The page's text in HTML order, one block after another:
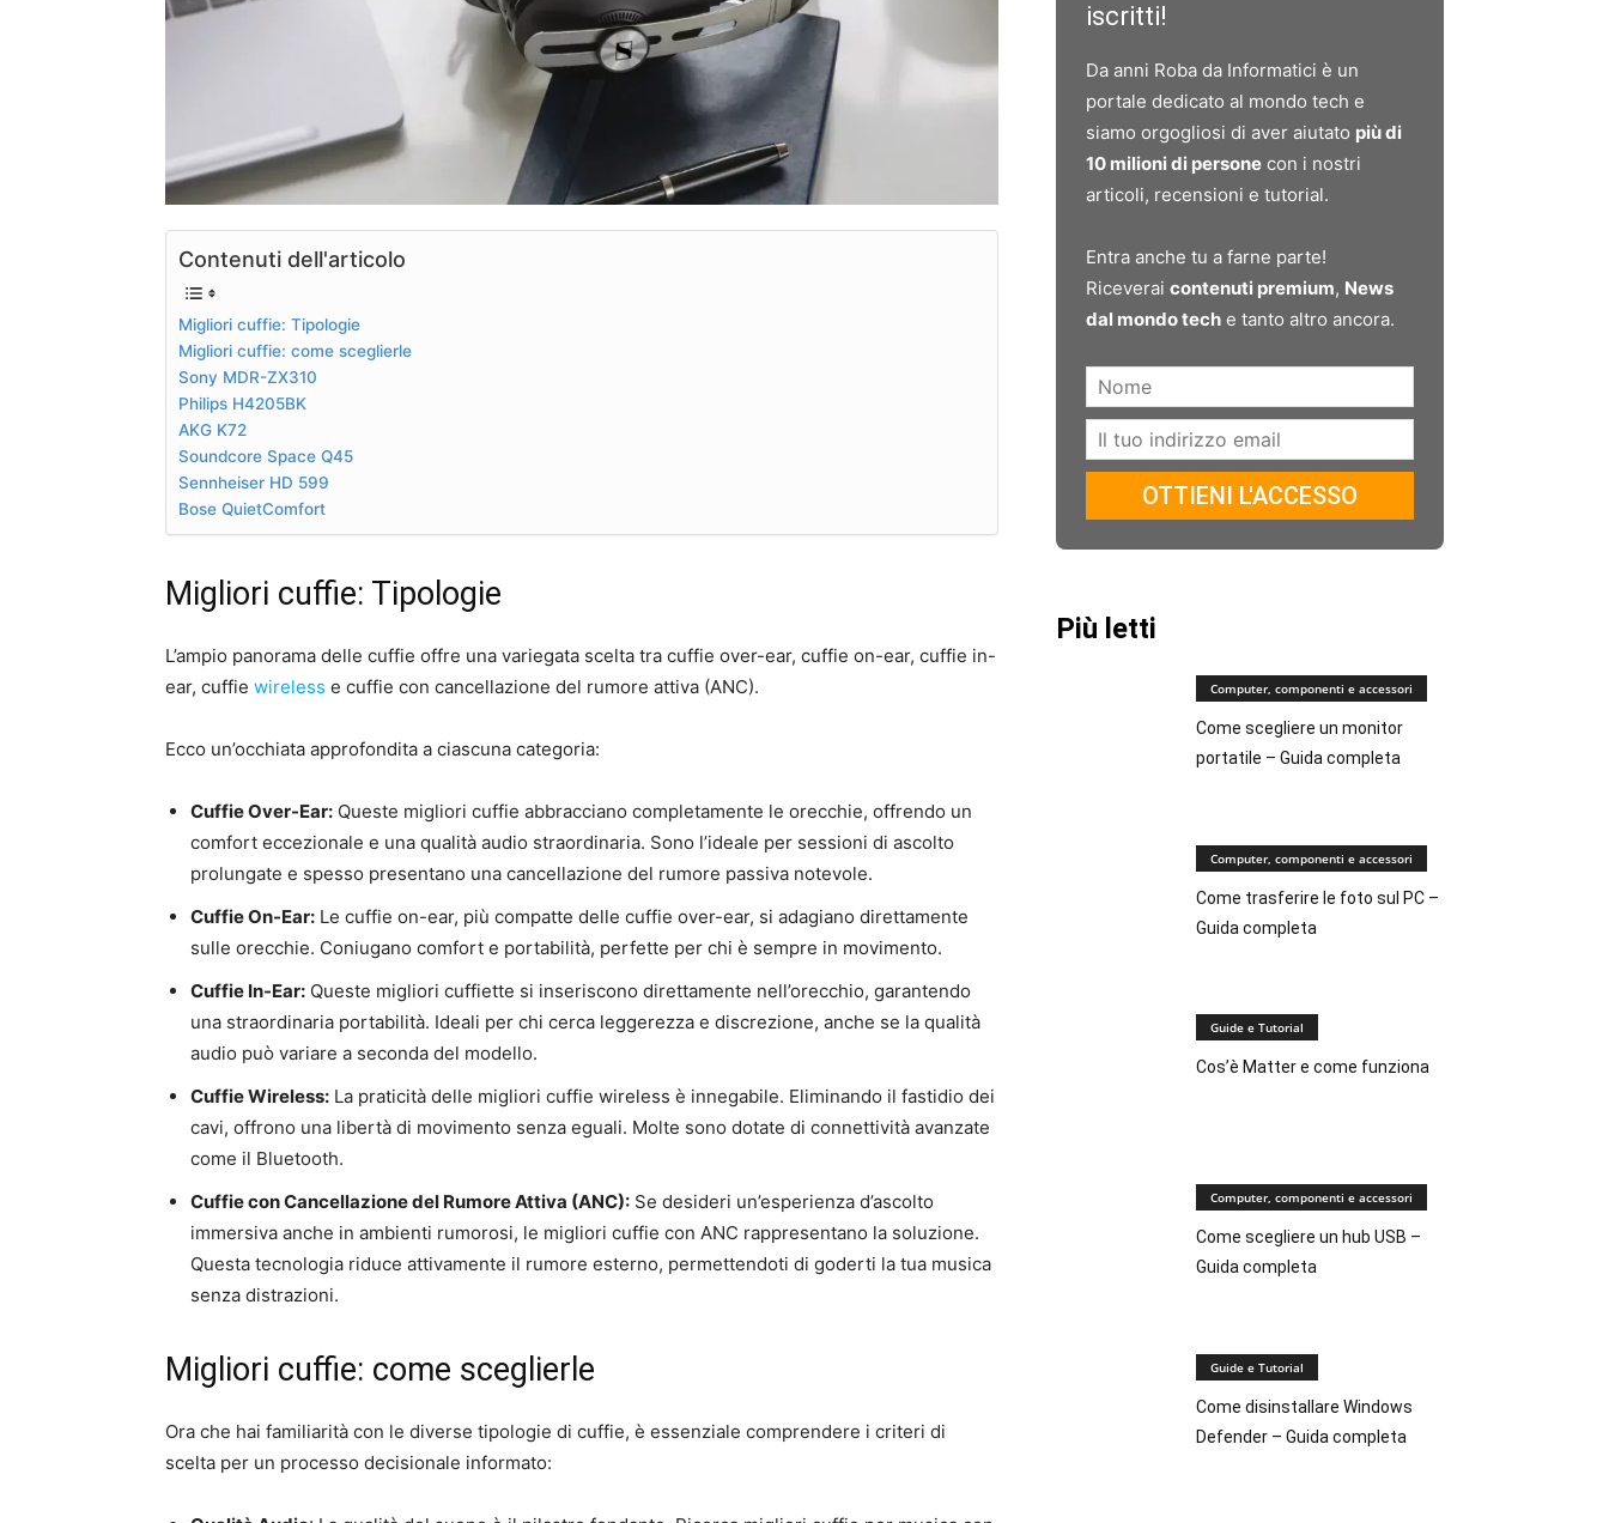
Contenuti dell'articolo
Migliori cuffie: Tipologie
Migliori cuffie: come sceglierle
Sony MDR-ZX310
Philips H4205BK
AKG K72
Soundcore Space Q45
Sennheiser HD 599
Bose QuietComfort
Migliori cuffie: Tipologie
L’ampio panorama delle cuffie offre una variegata scelta tra cuffie over-ear, cuffie on-ear, cuffie in-
ear, cuffie wireless e cuffie con cancellazione del rumore attiva (ANC).
Ecco un’occhiata approfondita a ciascuna categoria:
Cuffie Over-Ear: Queste migliori cuffie abbracciano completamente le orecchie, offrendo un
comfort eccezionale e una qualità audio straordinaria. Sono l’ideale per sessioni di ascolto
prolungate e spesso presentano una cancellazione del rumore passiva notevole.
Cuffie On-Ear: Le cuffie on-ear, più compatte delle cuffie over-ear, si adagiano direttamente
sulle orecchie. Coniugano comfort e portabilità, perfette per chi è sempre in movimento.
Cuffie In-Ear: Queste migliori cuffiette si inseriscono direttamente nell’orecchio, garantendo
una straordinaria portabilità. Ideali per chi cerca leggerezza e discrezione, anche se la qualità
audio può variare a seconda del modello.
Cuffie Wireless: La praticità delle migliori cuffie wireless è innegabile. Eliminando il fastidio dei
cavi, offrono una libertà di movimento senza eguali. Molte sono dotate di connettività avanzate
come il Bluetooth.
Cuffie con Cancellazione del Rumore Attiva (ANC): Se desideri un’esperienza d’ascolto
immersiva anche in ambienti rumorosi, le migliori cuffie con ANC rappresentano la soluzione.
Questa tecnologia riduce attivamente il rumore esterno, permettendoti di goderti la tua musica
senza distrazioni.
Migliori cuffie: come sceglierle
Ora che hai familiarità con le diverse tipologie di cuffie, è essenziale comprendere i criteri di
scelta per un processo decisionale informato:
iscritti!
Da anni Roba da Informatici è un
portale dedicato al mondo tech e
siamo orgogliosi di aver aiutato più di
10 milioni di persone con i nostri
articoli, recensioni e tutorial.
Entra anche tu a farne parte!
Riceverai contenuti premium, News
dal mondo tech e tanto altro ancora.
Più letti
Computer, componenti e accessori
Come scegliere un monitor
portatile – Guida completa
Computer, componenti e accessori
Come trasferire le foto sul PC –
Guida completa
Guide e Tutorial
Cos’è Matter e come funziona
Computer, componenti e accessori
Come scegliere un hub USB –
Guida completa
Guide e Tutorial
Come disinstallare Windows
Defender – Guida completa